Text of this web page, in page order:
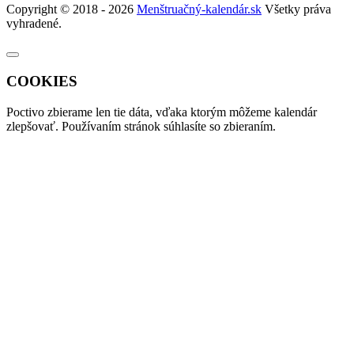
Copyright © 2018 - 2026 Menštruačný-kalendár.sk Všetky práva
vyhradené.
COOKIES
Poctivo zbierame len tie dáta, vďaka ktorým môžeme kalendár
zlepšovať. Používaním stránok súhlasíte so zbieraním.